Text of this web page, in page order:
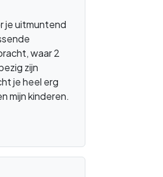
je uitmuntend
waar 2
zijn
je heel erg
mijn kinderen.